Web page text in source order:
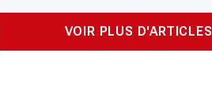
VOIR PLUS D'ARTICLES